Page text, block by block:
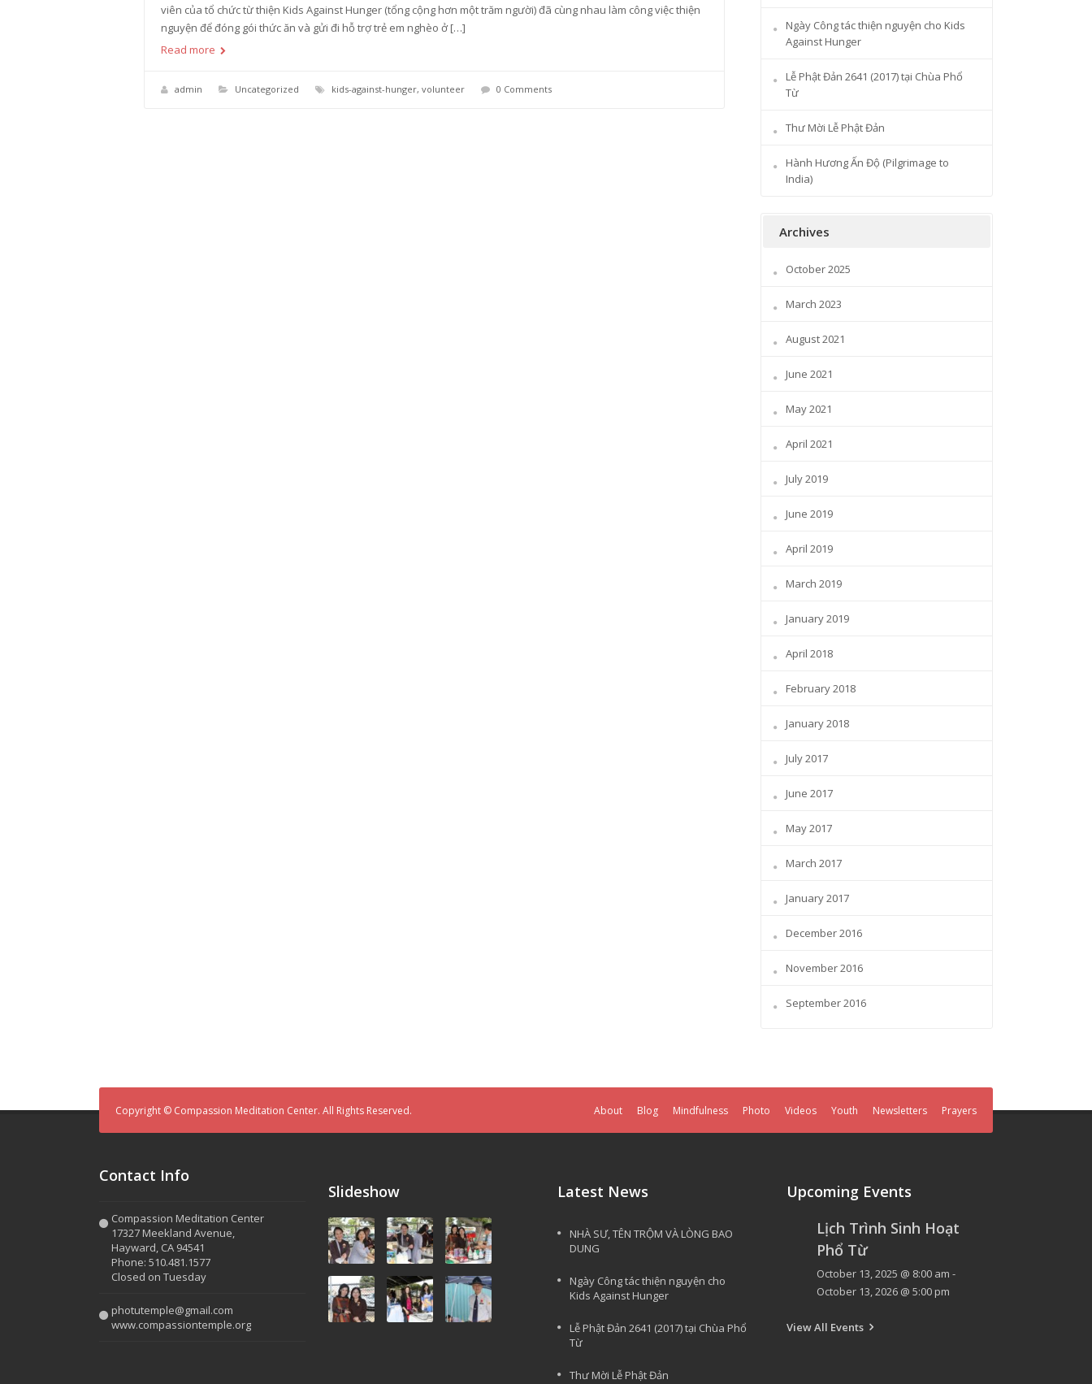
viên của tổ chức từ thiện Kids Against Hunger (tổng cộng hơn một trăm người) đã cùng nhau làm công việc thiện
nguyện để đóng gói thức ăn và gửi đi hỗ trợ trẻ em nghèo ở […]
Read more
admin Uncategorized kids-against-hunger, volunteer 0 Comments
Ngày Công tác thiện nguyện cho Kids
Against Hunger
Lễ Phật Đản 2641 (2017) tại Chùa Phổ
Từ
Thư Mời Lễ Phật Đản
Hành Hương Ấn Độ (Pilgrimage to
India)
Archives
October 2025
March 2023
August 2021
June 2021
May 2021
April 2021
July 2019
June 2019
April 2019
March 2019
January 2019
April 2018
February 2018
January 2018
July 2017
June 2017
May 2017
March 2017
January 2017
December 2016
November 2016
September 2016
Copyright © Compassion Meditation Center. All Rights Reserved. About Blog Mindfulness Photo Videos Youth Newsletters Prayers
Contact Info
Compassion Meditation Center
17327 Meekland Avenue,
Hayward, CA 94541
Phone: 510.481.1577
Closed on Tuesday
photutemple@gmail.com
www.compassiontemple.org
Slideshow Latest News
NHÀ SƯ, TÊN TRỘM VÀ LÒNG BAO
DUNG
Ngày Công tác thiện nguyện cho
Kids Against Hunger
Lễ Phật Đản 2641 (2017) tại Chùa Phổ
Từ
Thư Mời Lễ Phật Đản
Upcoming Events
Lịch Trình Sinh Hoạt
Phổ Từ
October 13, 2025 @ 8:00 am -
October 13, 2026 @ 5:00 pm
View All Events